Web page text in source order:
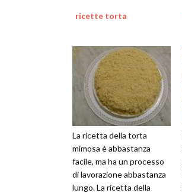
ricette torta
La ricetta della torta
mimosa è abbastanza
facile, ma ha un processo
di lavorazione abbastanza
lungo. La ricetta della